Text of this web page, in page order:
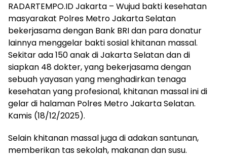
RADARTEMPO.ID Jakarta – Wujud bakti kesehatan
masyarakat Polres Metro Jakarta Selatan
bekerjasama dengan Bank BRI dan para donatur
lainnya menggelar bakti sosial khitanan massal.
Sekitar ada 150 anak di Jakarta Selatan dan di
siapkan 48 dokter, yang bekerjasama dengan
sebuah yayasan yang menghadirkan tenaga
kesehatan yang profesional, khitanan massal ini di
gelar di halaman Polres Metro Jakarta Selatan.
Kamis (18/12/2025).
Selain khitanan massal juga di adakan santunan,
memberikan tas sekolah, makanan dan susu.